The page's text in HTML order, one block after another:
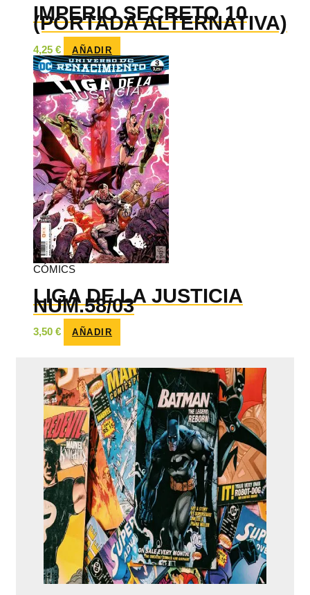
IMPERIO SECRETO 10
(PORTADA ALTERNATIVA)
4,25 € AÑADIR
CÓMICS
LIGA DE LA JUSTICIA
NUM.58/03
3,50 € AÑADIR